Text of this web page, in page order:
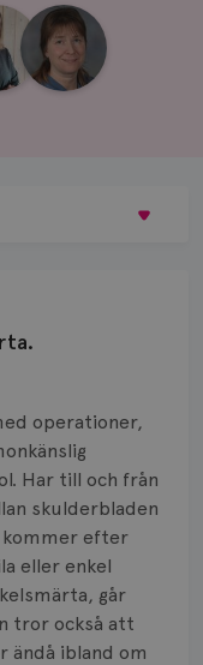
|
Yvette
Andersson
operationer,
Har till och från
skulderbladen
kommer efter
eller enkel
går
tror också att
ändå ibland om